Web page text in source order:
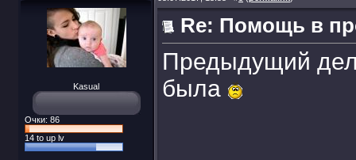
Kasual
Очки: 86
14 to up lv
Re: Помощь в
Предыдущий
была